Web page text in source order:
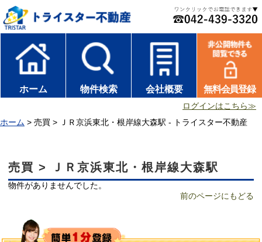
ホーム 物件検索 会社概要 無料会員登録
ログインはこちら≫
ホーム > 売買 > ＪＲ京浜東北・根岸線大森駅 - トライスター不動産
売買 > ＪＲ京浜東北・根岸線大森駅
物件がありませんでした。
前のページにもどる